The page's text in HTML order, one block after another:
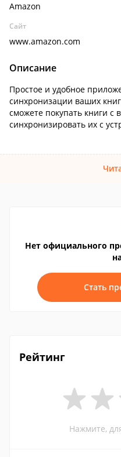
Amazon
Сайт
www.amazon.com
Описание
Простое и удобное
синхронизации ваших
сможете покупать книги с
синхронизировать их с
Нет официального
Стать
Рейтинг
Нажмите,